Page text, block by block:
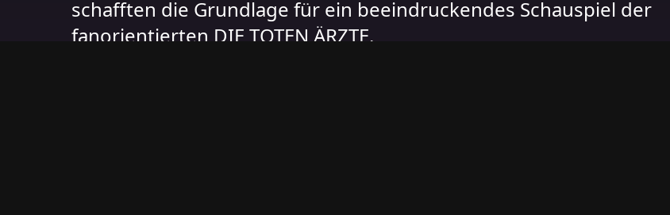
schafften die Grundlage für ein beeindruckendes Schauspiel der
fanorientierten DIE TOTEN ÄRZTE.